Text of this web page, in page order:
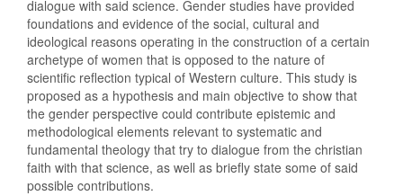
dialogue with said science. Gender studies have provided
foundations and evidence of the social, cultural and
ideological reasons operating in the construction of a certain
archetype of women that is opposed to the nature of
scientific reflection typical of Western culture. This study is
proposed as a hypothesis and main objective to show that
the gender perspective could contribute epistemic and
methodological elements relevant to systematic and
fundamental theology that try to dialogue from the christian
faith with that science, as well as briefly state some of said
possible contributions.